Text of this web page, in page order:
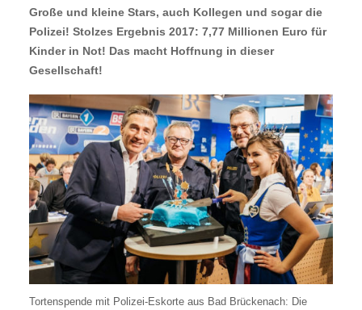
Große und kleine Stars, auch Kollegen und sogar die
Polizei! Stolzes Ergebnis 2017: 7,77 Millionen Euro für
Kinder in Not! Das macht Hoffnung in dieser
Gesellschaft!
Tortenspende mit Polizei-Eskorte aus Bad Brückenach: Die